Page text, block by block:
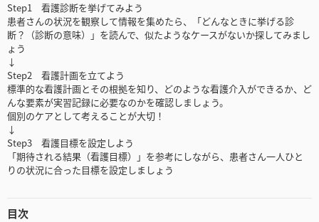
Step1 看護診断を挙げてみよう
患者さんの状況を観察して情報を集めたら、「どんなときに挙げる診
断？（診断の意味）」を読んで、似たようなケースがないか探してみまし
ょう
↓
Step2 看護計画を立てよう
標準的な看護計画とその根拠を知り、どのような看護介入ができるか、ど
んな要素が実習記録に必要なのかを確認しましょう。
個別のケアとして考えることが大切！
↓
Step3 看護目標を設定しよう
「期待される結果（看護目標）」を参考にしながら、患者さん一人ひと
りの状況に合った目標を設定しましょう
目次